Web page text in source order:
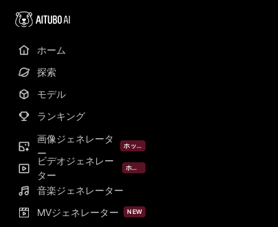
ホーム
探索
モデル
ランキング
画像ジェネレータ
ー
ホット
ビデオジェネレー
ター
ホット
音楽ジェネレーター
MVジェネレーター
NEW